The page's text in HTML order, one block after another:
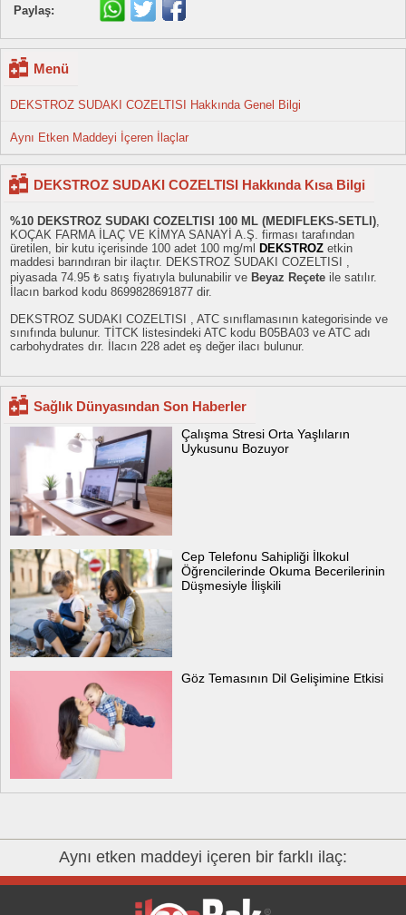
Paylaş:
Menü
DEKSTROZ SUDAKI COZELTISI Hakkında Genel Bilgi
Aynı Etken Maddeyi İçeren İlaçlar
DEKSTROZ SUDAKI COZELTISI Hakkında Kısa Bilgi
%10 DEKSTROZ SUDAKI COZELTISI 100 ML (MEDIFLEKS-SETLI),
KOÇAK FARMA İLAÇ VE KİMYA SANAYİ A.Ş. firması tarafından
üretilen, bir kutu içerisinde 100 adet 100 mg/ml
DEKSTROZ etkin
maddesi barındıran bir ilaçtır. DEKSTROZ SUDAKI COZELTISI ,
piyasada 74.95 ₺ satış fiyatıyla bulunabilir ve Beyaz Reçete ile satılır.
İlacın barkod kodu 8699828691877 dir.
DEKSTROZ SUDAKI COZELTISI , ATC sınıflamasının kategorisinde ve
sınıfında bulunur. TİTCK listesindeki ATC kodu B05BA03 ve ATC adı
carbohydrates dır. İlacın 228 adet eş değer ilacı bulunur.
Sağlık Dünyasından Son Haberler
Çalışma Stresi Orta Yaşlıların
Uykusunu Bozuyor
Cep Telefonu Sahipliği İlkokul
Öğrencilerinde Okuma Becerilerinin
Düşmesiyle İlişkili
Göz Temasının Dil Gelişimine Etkisi
Aynı etken maddeyi içeren bir farklı ilaç: